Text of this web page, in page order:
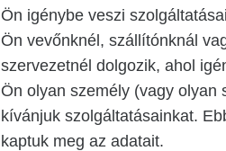
Ön igénybe veszi
Ön vevőnknél, szállítónknál
szervezetnél dolgozik, ahol
Ön olyan személy (vagy olyan
kívánjuk szolgáltatásainkat.
kaptuk meg az adatait.